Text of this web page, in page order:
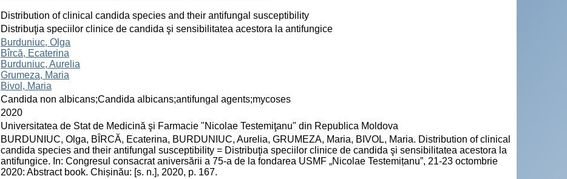
Distribution of clinical candida species and their antifungal susceptibility
Distribuţia speciilor clinice de candida şi sensibilitatea acestora la antifungice
Burduniuc, Olga
Bîrcă, Ecaterina
Burduniuc, Aurelia
Grumeza, Maria
Bivol, Maria
Candida non albicans;Candida albicans;antifungal agents;mycoses
2020
Universitatea de Stat de Medicină şi Farmacie "Nicolae Testemiţanu" din Republica Moldova
BURDUNIUC, Olga, BÎRCĂ, Ecaterina, BURDUNIUC, Aurelia, GRUMEZA, Maria, BIVOL, Maria. Distribution of clinical
candida species and their antifungal susceptibility = Distribuţia speciilor clinice de candida şi sensibilitatea acestora la
antifungice. In: Congresul consacrat aniversării a 75-a de la fondarea USMF „Nicolae Testemițanu”, 21-23 octombrie
2020: Abstract book. Chișinău: [s. n.], 2020, p. 167.